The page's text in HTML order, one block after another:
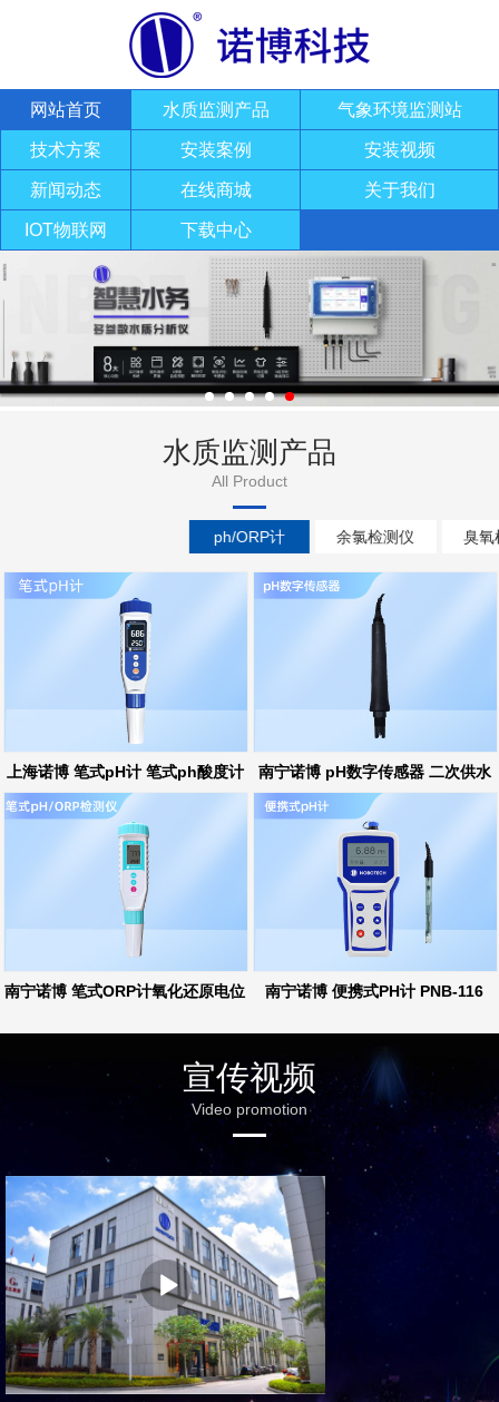
网站首页 水质监测产品 气象环境监测站
技术方案 安装案例 安装视频
新闻动态 在线商城 关于我们
IOT物联网 下载中心
水质监测产品
All Product
ph/ORP计 余氯检测仪 臭氧
上海诺博 笔式pH计 笔式ph酸度计 南宁诺博 pH数字传感器 二次供水
ph在线监测
南宁诺博 笔式ORP计氧化还原电位 南宁诺博 便携式PH计 PNB-116
宣传视频
Video promotion